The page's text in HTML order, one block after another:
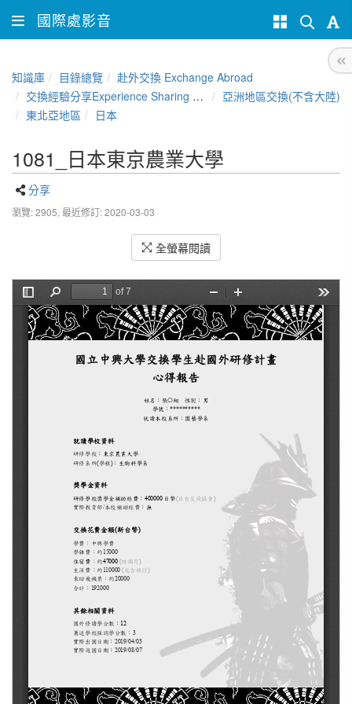
國際處影音
知識庫 目錄總覽
赴外交換 Exchange Abroad
交換經驗分享Experience Sharing of NCHU Exchange Program
亞洲地區交換(不含大陸)
東北亞地區
日本
1081_日本東京農業大學
分享
瀏覽: 2905, 最近修訂: 2020-03-03
全螢幕閱讀